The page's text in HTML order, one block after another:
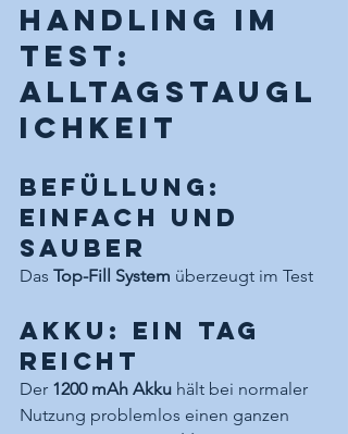
Handling im
Test:
Alltagstaugl
ichkeit
Befüllung:
Einfach und
sauber
Das Top-Fill System überzeugt im Test
Akku: Ein Tag
reicht
Der 1200 mAh Akku hält bei normaler
Nutzung problemlos einen ganzen